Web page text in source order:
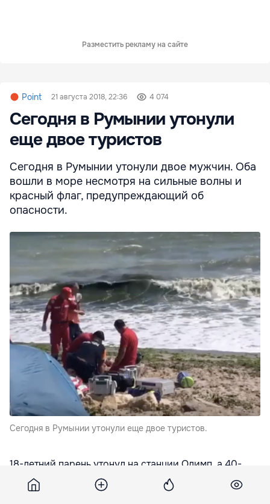
Разместить рекламу на сайте
Point 21 августа 2018, 22:36 4 074
Сегодня в Румынии утонули
еще двое туристов
Сегодня в Румынии утонули двое мужчин. Оба
вошли в море несмотря на сильные волны и
красный флаг, предупреждающий об
опасности.
Сегодня в Румынии утонули еще двое туристов.
18-летний парень утонул на станции Олимп, а 40-
летний мужчина в Костенешть, передает
libertatea.ro